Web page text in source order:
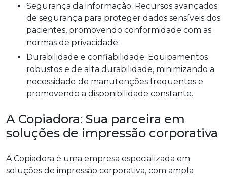
Segurança da informação: Recursos avançados
de segurança para proteger dados sensíveis dos
pacientes, promovendo conformidade com as
normas de privacidade;
Durabilidade e confiabilidade: Equipamentos
robustos e de alta durabilidade, minimizando a
necessidade de manutenções frequentes e
promovendo a disponibilidade constante.
A Copiadora: Sua parceira em
soluções de impressão corporativa
A Copiadora é uma empresa especializada em
soluções de impressão corporativa, com ampla